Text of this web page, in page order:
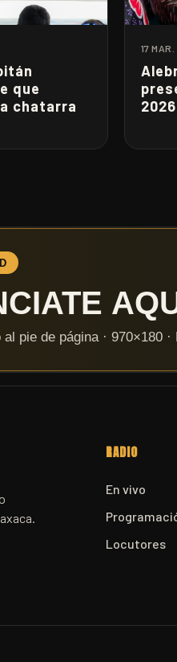
que
chatarra
17
RADIO
En vivo
Locutores